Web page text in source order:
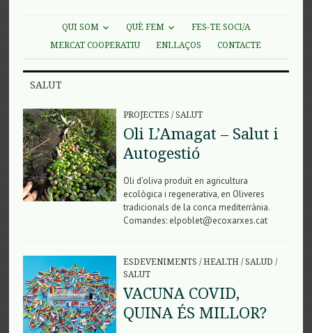
QUI SOM QUÈ FEM
FES-TE SOCI/A
MERCAT COOPERATIU
ENLLAÇOS CONTACTE
SALUT
PROJECTES /SALUT
Oli L’Amagat – Salut i
Autogestió
Oli d’oliva produït en agricultura
ecològica i regenerativa, en Oliveres
tradicionals de la conca mediterrània.
Comandes: elpoblet@ecoxarxes.cat
ESDEVENIMENTS /HEALTH /SALUD /
SALUT
VACUNA COVID,
QUINA ÉS MILLOR?